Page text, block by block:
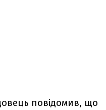
повідомив, що